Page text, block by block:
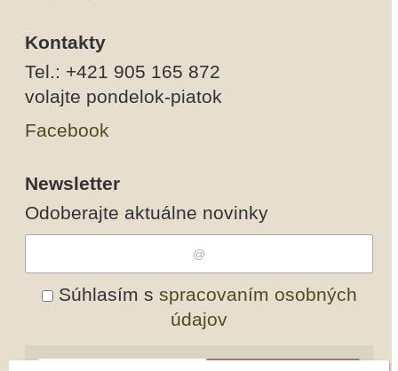
Kontakty
Tel.: +421 905 165 872
volajte pondelok-piatok
Facebook
Newsletter
Odoberajte aktuálne novinky
Súhlasím s spracovaním osobných
údajov